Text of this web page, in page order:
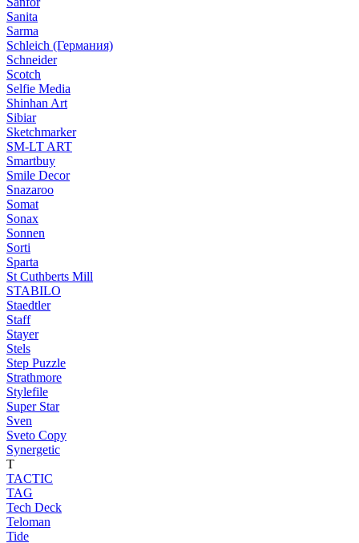
Sanita
Sarma
Schleich (Германия)
Schneider
Scotch
Selfie Media
Shinhan Art
Sibiar
Sketchmarker
SM-LT ART
Smartbuy
Smile Decor
Snazaroo
Somat
Sonax
Sonnen
Sorti
Sparta
St Cuthberts Mill
STABILO
Staedtler
Staff
Stayer
Stels
Step Puzzle
Strathmore
Stylefile
Super Star
Sven
Sveto Copy
Synergetic
T
TACTIC
TAG
Tech Deck
Teloman
Tide